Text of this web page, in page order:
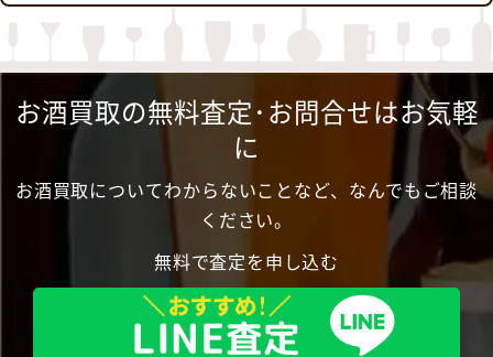
お酒買取の無料査定･お問合せはお気軽
に
お酒買取についてわからないことなど、なんでもご相談
ください。
無料で査定を申し込む